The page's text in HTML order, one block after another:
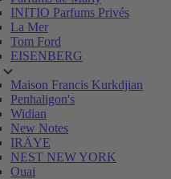
INITIO Parfums Privés
La Mer
Tom Ford
EISENBERG
Maison Francis Kurkdjian
Penhaligon's
Widian
New Notes
IRÄYE
NEST NEW YORK
Ouai